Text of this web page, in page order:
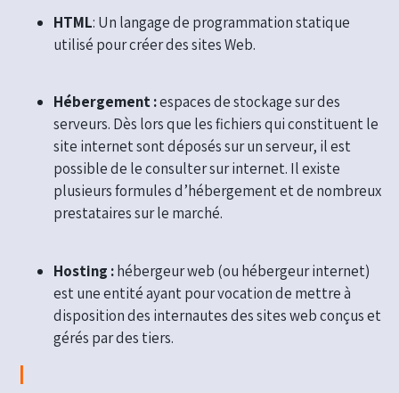
HTML: Un langage de programmation statique
utilisé pour créer des sites Web.
Hébergement :espaces de stockage sur des
serveurs. Dès lors que les fichiers qui constituent le
site internet sont déposés sur un serveur, il est
possible de le consulter sur internet. Il existe
plusieurs formules d’hébergement et de nombreux
prestataires sur le marché.
Hosting :hébergeur web (ou hébergeur internet)
est une entité ayant pour vocation de mettre à
disposition des internautes des sites web conçus et
gérés par des tiers.
I